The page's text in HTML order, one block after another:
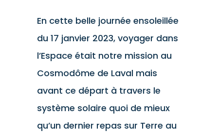
En cette belle journée ensoleillée
du 17 janvier 2023, voyager dans
l’Espace était notre mission au
Cosmodôme de Laval mais
avant ce départ à travers le
système solaire quoi de mieux
qu’un dernier repas sur Terre au